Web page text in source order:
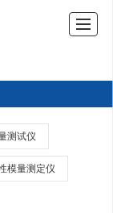
测试仪
模量测定仪